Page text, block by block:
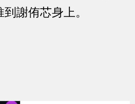
謝侑芯身上。